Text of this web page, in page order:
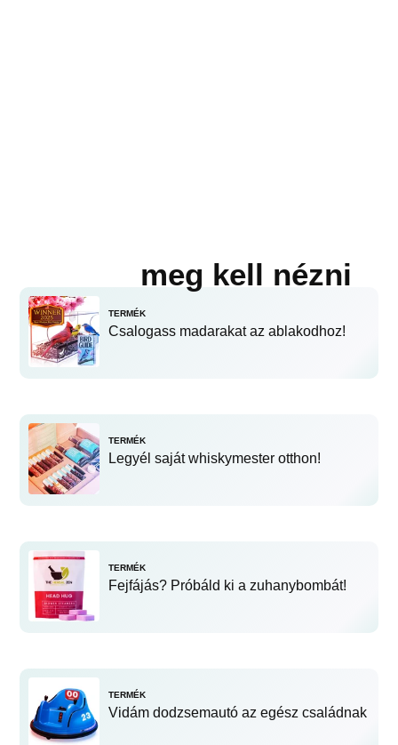
meg kell nézni
TERMÉK
Csalogass madarakat az ablakodhoz!
TERMÉK
Legyél saját whiskymester otthon!
TERMÉK
Fejfájás? Próbáld ki a zuhanybombát!
TERMÉK
Vidám dodzsemautó az egész családnak